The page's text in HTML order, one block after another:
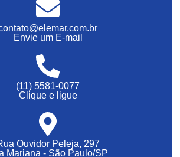
Envie um E-mail
(11) 5581-0077
Clique e ligue
Ouvidor Peleja, 297
Mariana - São Paulo/SP